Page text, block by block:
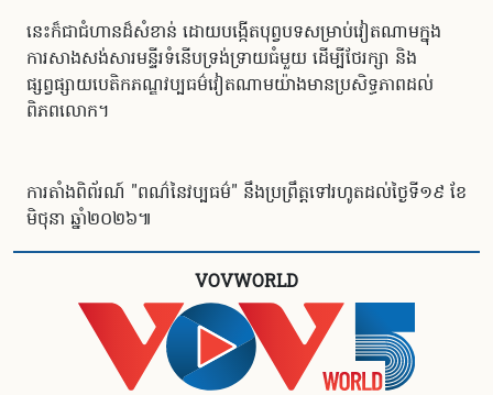
នេះក៏ជាជំហានដ៏សំខាន់ ដោយបង្កើតបុព្វបទសម្រាប់វៀតណាមក្នុង
ការសាងសង់សារមន្ទីរទំនើបទ្រង់ទ្រាយធំមួយ ដើម្បីថែរក្សា និង
ផ្សព្វផ្សាយបេតិកភណ្ឌវប្បធម៌វៀតណាមយ៉ាងមានប្រសិទ្ធភាពដល់
ពិភពលោក។
ការតាំងពិព័រណ៍ "ពណ៌នៃវប្បធម៌" នឹងប្រព្រឹត្តទៅរហូតដល់ថ្ងៃទី១៩ ខែ
មិថុនា ឆ្នាំ២០២៦៕​
VOVWORLD